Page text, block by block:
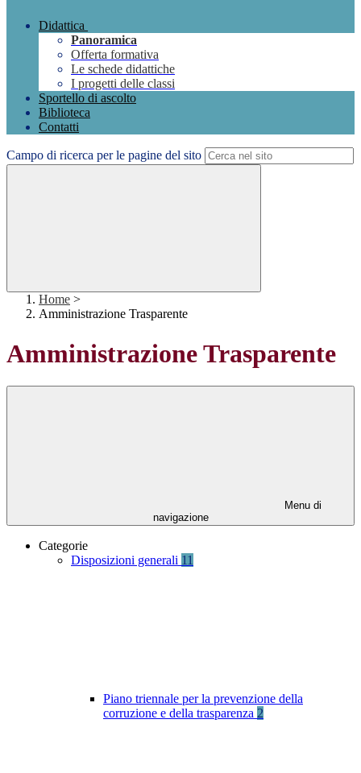
Didattica
Panoramica
Offerta formativa
Le schede didattiche
I progetti delle classi
Sportello di ascolto
Biblioteca
Contatti
Campo di ricerca per le pagine del sito
Home >
Amministrazione Trasparente
Amministrazione Trasparente
Menu di
navigazione
Categorie
Disposizioni generali 11
Piano triennale per la prevenzione della
corruzione e della trasparenza 2